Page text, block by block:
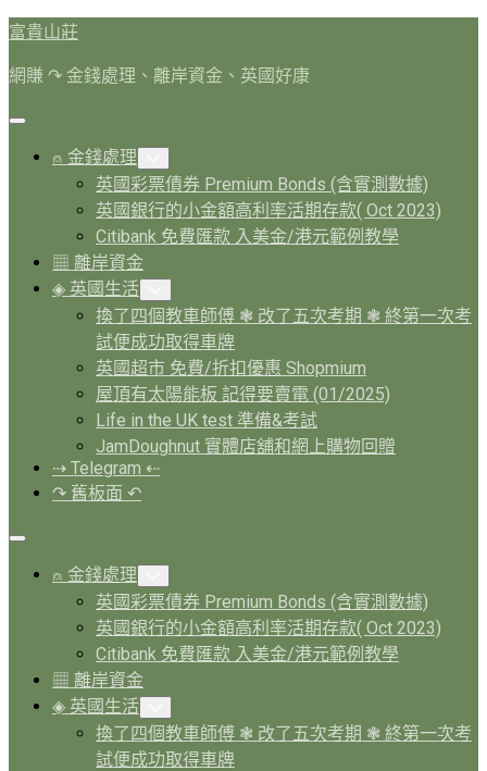
Skip
to
content
富貴山莊
網賺 ↷ 金錢處理、離岸資金、英國好康
Expand
⍝ 金錢處理
Child
Menu
英國彩票債券 Premium Bonds (含實測數據)
英國銀行的小金額高利率活期存款( Oct 2023)
Citibank 免費匯款 入美金/港元範例教學
▦ 離岸資金
◈ 英國生活
Child
Menu
換了四個教車師傅 ❃ 改了五次考期 ❃ 終第一次考
試便成功取得車牌
英國超市 免費/折扣優惠 Shopmium
屋頂有太陽能板 記得要賣電 (01/2025)
Life in the UK test 準備&考試
JamDoughnut 實體店舖和網上購物回贈
⇢ Telegram ⇠
↷ 舊板面 ↶
Expand
⍝ 金錢處理
Child
Menu
英國彩票債券 Premium Bonds (含實測數據)
英國銀行的小金額高利率活期存款( Oct 2023)
Citibank 免費匯款 入美金/港元範例教學
▦ 離岸資金
◈ 英國生活
Child
Menu
換了四個教車師傅 ❃ 改了五次考期 ❃ 終第一次考
試便成功取得車牌